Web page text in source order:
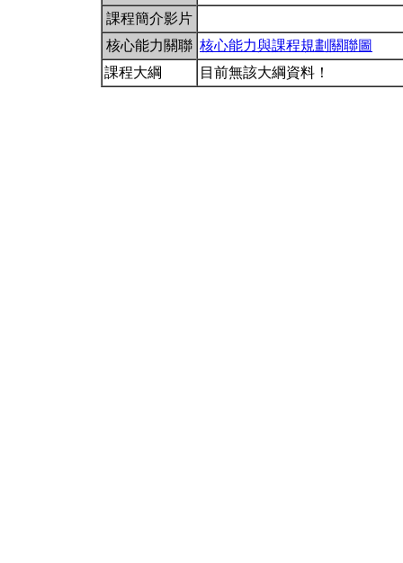
課程簡介影片
核心能力關聯 核心能力與課程規劃關聯圖
課程大綱
目前無該大綱資料！